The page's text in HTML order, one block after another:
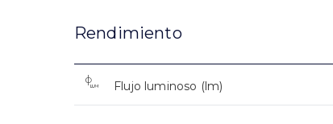
Rendimiento
Flujo luminoso (lm)